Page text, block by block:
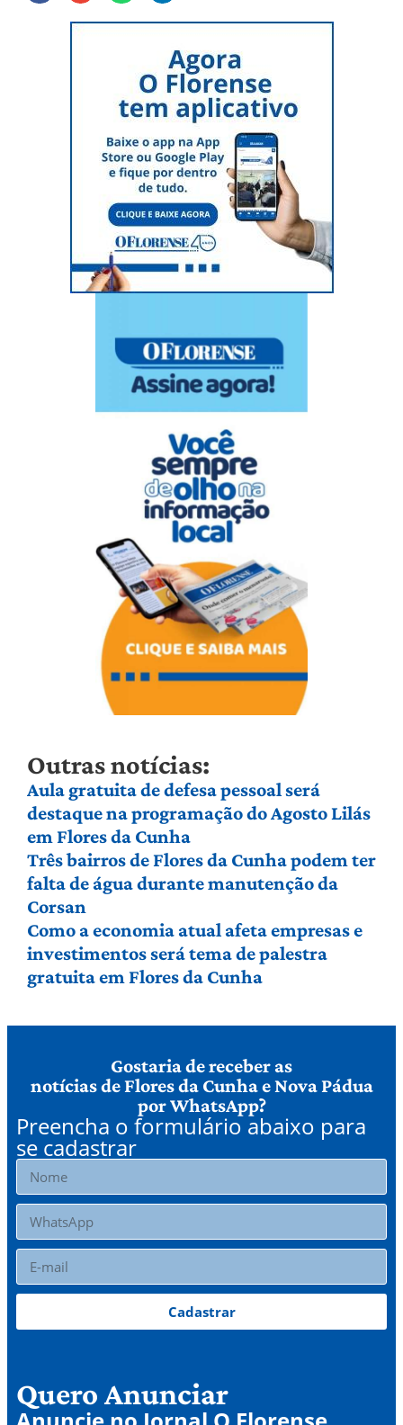
Outras notícias:
Aula gratuita de defesa pessoal será
destaque na programação do Agosto Lilás
em Flores da Cunha
Três bairros de Flores da Cunha podem ter
falta de água durante manutenção da
Corsan
Como a economia atual afeta empresas e
investimentos será tema de palestra
gratuita em Flores da Cunha
Gostaria de receber as
notícias de Flores da Cunha e Nova Pádua
por WhatsApp?
Preencha o formulário abaixo para
se cadastrar
Cadastrar
Quero Anunciar